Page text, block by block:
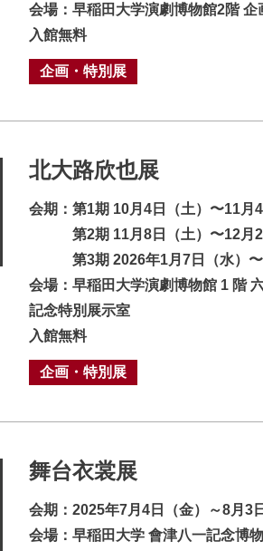
会場：早稲田大学演劇博物館2階 企
入館無料
企画・特別展
北大路欣也展
会期：第1期 10月4日（土）〜11月
第2期 11月8日（土）〜12月
第3期 2026年1月7日（⽔）〜
会場：早稲田大学演劇博物館 1 階
記念特別展示室
入館無料
企画・特別展
舞台衣裳展
会期：2025年7月4日（金）～8月3
会場：早稲田大学 會津八一記念博